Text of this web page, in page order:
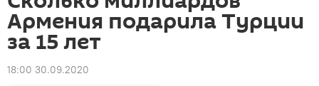
Армения подарила Турции
за 15 лет
18:00 30.09.2020